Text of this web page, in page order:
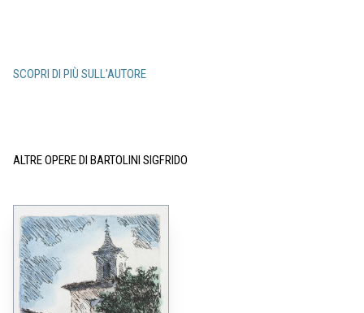
SCOPRI DI PIÙ SULL'AUTORE
ALTRE OPERE DI BARTOLINI SIGFRIDO